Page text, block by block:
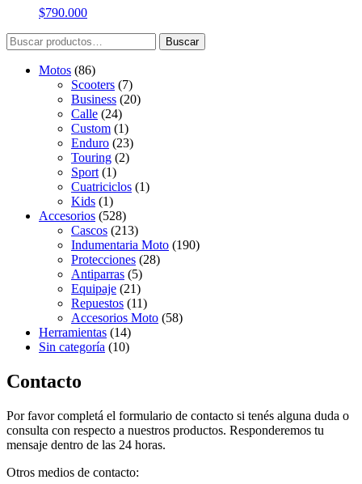
$790.000
Buscar
por:
Buscar
Motos (86)
Scooters (7)
Business (20)
Calle (24)
Custom (1)
Enduro (23)
Touring (2)
Sport (1)
Cuatriciclos (1)
Kids (1)
Accesorios (528)
Cascos (213)
Indumentaria Moto (190)
Protecciones (28)
Antiparras (5)
Equipaje (21)
Repuestos (11)
Accesorios Moto (58)
Herramientas (14)
Sin categoría (10)
Contacto
Por favor completá el formulario de contacto si tenés alguna duda o
consulta con respecto a nuestros productos. Responderemos tu
mensaje dentro de las 24 horas.
Otros medios de contacto: